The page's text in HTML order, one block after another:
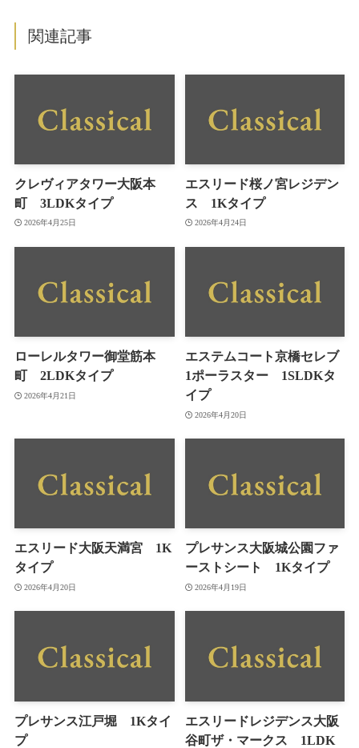
関連記事
クレヴィアタワー大阪本
町 3LDKタイプ
2026年4月25日
エスリード桜ノ宮レジデン
ス 1Kタイプ
2026年4月24日
ローレルタワー御堂筋本
町 2LDKタイプ
2026年4月21日
エステムコート京橋セレブ
1ポーラスター 1SLDKタ
イプ
2026年4月20日
エスリード大阪天満宮 1K
タイプ
2026年4月20日
プレサンス大阪城公園ファ
ーストシート 1Kタイプ
2026年4月19日
プレサンス江戸堀 1Kタイ
プ
エスリードレジデンス大阪
谷町ザ・マークス 1LDK